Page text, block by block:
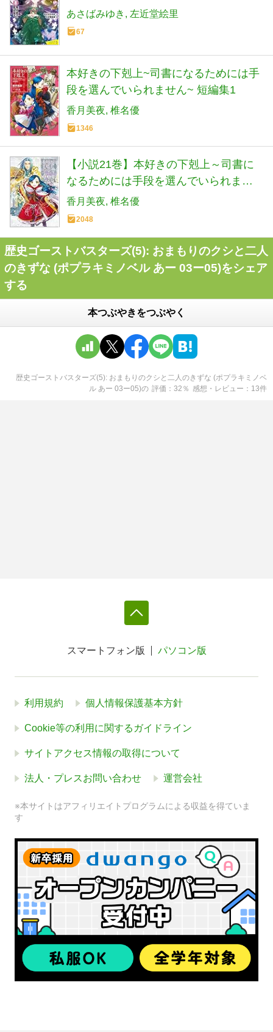
あさばみゆき 左近堂絵里
67
本好きの下剋上~司書になるためには手
段を選んでいられません~ 短編集1
香月美夜 椎名優
1346
【小説21巻】本好きの下剋上～司書に
なるためには手段を選んでいられませ
ん～第四部「貴族院の自称図書委員9」
香月美夜 椎名優
2048
歴史ゴーストバスターズ(5): おまもりのクシと二人
のきずな (ポプラキミノベル あー 03ー05)をシェア
する
本つぶやきをつぶやく
歴史ゴーストバスターズ(5): おまもりのクシと二人のきずな (ポプラキミノベ
ル あー 03ー05)の 評価 32 ％ 感想・レビュー 13件
スマートフォン版 パソコン版
利用規約 個人情報保護基本方針
Cookie等の利用に関するガイドライン
サイトアクセス情報の取得について
法人・プレスお問い合わせ 運営会社
※本サイトはアフィリエイトプログラムによる収益を得ていま
す